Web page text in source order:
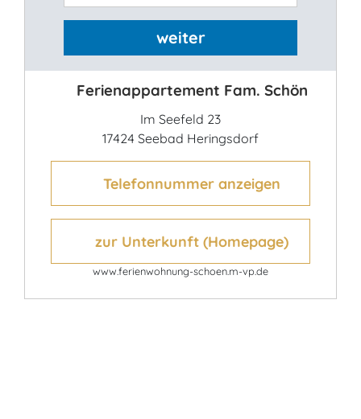
weiter
Ferienappartement Fam. Schön
Im Seefeld 23
17424 Seebad Heringsdorf
Telefonnummer anzeigen
zur Unterkunft (Homepage)
www.ferienwohnung-schoen.m-vp.de